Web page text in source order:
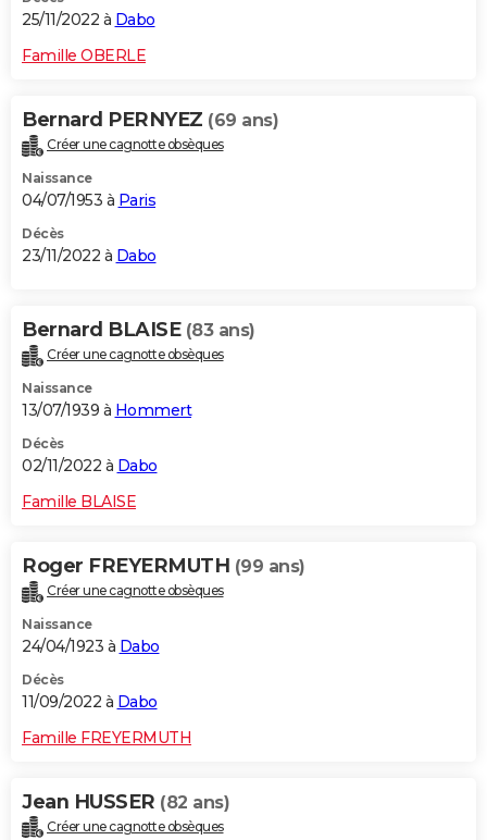
25/11/2022 à Dabo
Famille OBERLE
Bernard PERNYEZ (69 ans)
Créer une cagnotte obsèques
Naissance
04/07/1953 à Paris
Décès
23/11/2022 à Dabo
Bernard BLAISE (83 ans)
Créer une cagnotte obsèques
Naissance
13/07/1939 à Hommert
Décès
02/11/2022 à Dabo
Famille BLAISE
Roger FREYERMUTH (99 ans)
Créer une cagnotte obsèques
Naissance
24/04/1923 à Dabo
Décès
11/09/2022 à Dabo
Famille FREYERMUTH
Jean HUSSER (82 ans)
Créer une cagnotte obsèques